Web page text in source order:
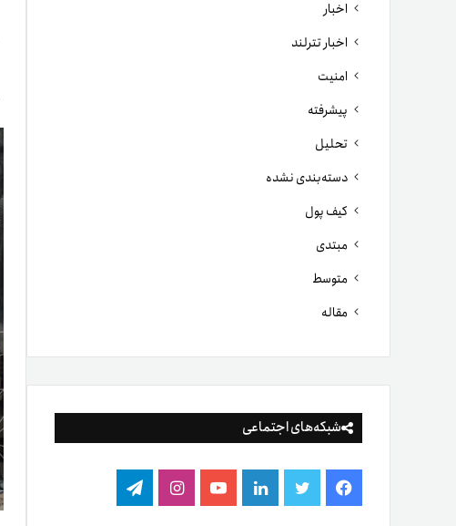
اخبار
اخبار تترلند
امنیت
پیشرفته
تحلیل
دسته‌بندی نشده
کیف پول
مبتدی
متوسط
مقاله
شبکه‌های اجتماعی
فیس توییتر لینکدینیوتیوباینستاگرام
تلگرام